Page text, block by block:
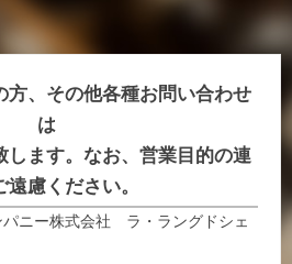
方、その他各種お問い合わせ
は
します。なお、営業目的の連
慮ください。
ニー株式会社 ラ・ラングドシェ